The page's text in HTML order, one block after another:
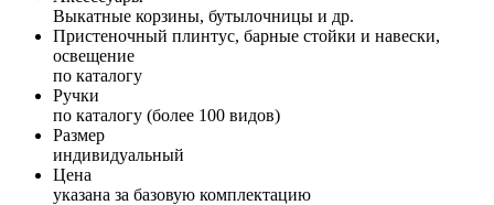
Выкатные корзины, бутылочницы и др.
Пристеночный плинтус, барные стойки и навески,
освещение
по каталогу
Ручки
по каталогу (более 100 видов)
Размер
индивидуальный
Цена
указана за базовую комплектацию